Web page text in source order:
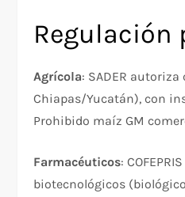
Regulación
Agrícola: SADER
Chiapas/Yucatán), con
Prohibido maíz GM
Farmacéuticos:
biotecnológicos